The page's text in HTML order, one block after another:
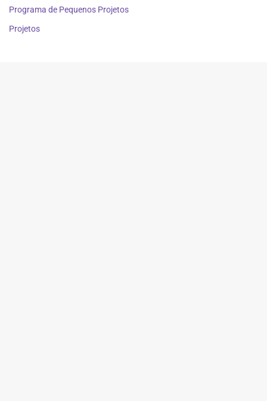
Programa de Pequenos Projetos
Projetos